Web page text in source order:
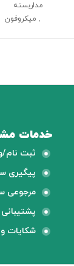
مداربسته
, میکروفون
خدمات
ثبت نام/
پیگیری
مرجوعی
پشتیبانی
شکایات